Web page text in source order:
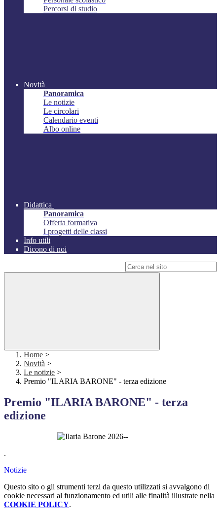
Percorsi di studio
Novità
Panoramica
Le notizie
Le circolari
Calendario eventi
Albo online
Didattica
Panoramica
Offerta formativa
I progetti delle classi
Info utili
Dicono di noi
Home >
Novità >
Le notizie >
Premio "ILARIA BARONE" - terza edizione
Premio "ILARIA BARONE" - terza
edizione
.
Notizie
Questo sito o gli strumenti terzi da questo utilizzati si avvalgono di
cookie necessari al funzionamento ed utili alle finalità illustrate nella
COOKIE POLICY.